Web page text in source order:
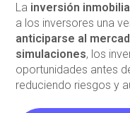
La inversión
a los inversores una
anticiparse al
simulaciones, los
oportunidades antes
reduciendo riesgos y